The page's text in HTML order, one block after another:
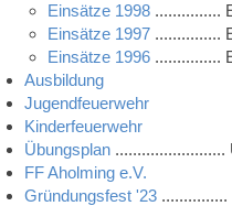
Einsätze 1998 ...............
Einsätze 1997 ...............
Einsätze 1996 ...............
Ausbildung
Jugendfeuerwehr
Kinderfeuerwehr
Übungsplan.........................
FF Aholming e.V.
Gründungsfest '23...............